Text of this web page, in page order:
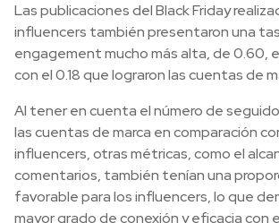
Las publicaciones del Black Friday
influencers también presentaron una
engagement mucho más alta, de 0.60,
con el 0.18 que lograron las cuentas de
Al tener en cuenta el número de
las cuentas de marca en comparación
influencers, otras métricas, como el
comentarios, también tenían una
favorable para los influencers, lo que
mayor grado de conexión y eficacia con